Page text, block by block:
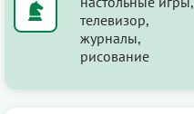
телевизор,
журналы,
рисование